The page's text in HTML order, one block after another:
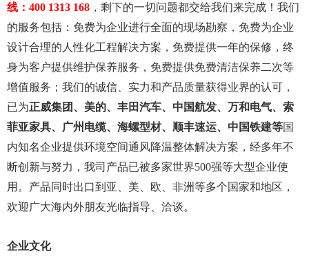
线： 400 1313 168 ，剩下的一切问题都交给我们来完成！我们
的服务包括：免费为企业进行全面的现场勘察，免费为企业
设计合理的人性化工程解决方案，免费提供一年的保修，终
身为客户提供维护保养服务，免费提供免费清洁保养二次等
增值服务；我们的诚信、实力和产品质量获得业界的认可，
已为正威集团、美的、 丰田汽车、 中国航发、 万和电气、 索
菲亚家具、广州电缆、海螺型材、顺丰速运、中国铁建等国
内知名企业提供环境空间通风降温整体解决方案，经多年不
断创新与努力，我司产品已被多家世界500强等大型企业使
用。产品同时出口到亚、美、欧、非洲等多个国家和地区，
欢迎广大海内外朋友光临指导、洽谈。
企业文化